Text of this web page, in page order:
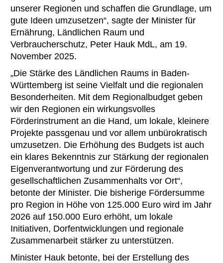
unserer Regionen und schaffen die Grundlage, um
gute Ideen umzusetzen“, sagte der Minister für
Ernährung, Ländlichen Raum und
Verbraucherschutz, Peter Hauk MdL, am 19.
November 2025.
„Die Stärke des Ländlichen Raums in Baden-
Württemberg ist seine Vielfalt und die regionalen
Besonderheiten. Mit dem Regionalbudget geben
wir den Regionen ein wirkungsvolles
Förderinstrument an die Hand, um lokale, kleinere
Projekte passgenau und vor allem unbürokratisch
umzusetzen. Die Erhöhung des Budgets ist auch
ein klares Bekenntnis zur Stärkung der regionalen
Eigenverantwortung und zur Förderung des
gesellschaftlichen Zusammenhalts vor Ort“,
betonte der Minister. Die bisherige Fördersumme
pro Region in Höhe von 125.000 Euro wird im Jahr
2026 auf 150.000 Euro erhöht, um lokale
Initiativen, Dorfentwicklungen und regionale
Zusammenarbeit stärker zu unterstützen.
Minister Hauk betonte, bei der Erstellung des